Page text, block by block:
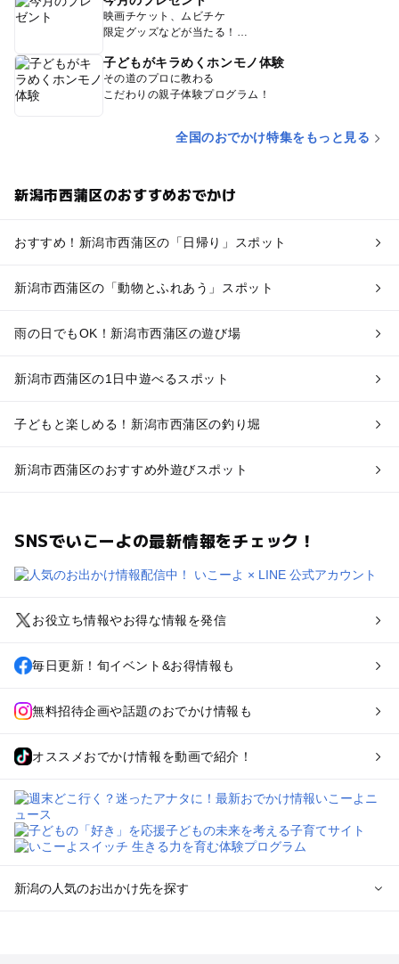
映画チケット、ムビチケ
限定グッズなどが当たる！
子どもがキラめくホンモノ体験
その道のプロに教わる
こだわりの親子体験プログラム！
全国のおでかけ特集をもっと見る
新潟市西蒲区のおすすめおでかけ
おすすめ！新潟市西蒲区の「日帰り」スポット
新潟市西蒲区の「動物とふれあう」スポット
雨の日でもOK！新潟市西蒲区の遊び場
新潟市西蒲区の1日中遊べるスポット
子どもと楽しめる！新潟市西蒲区の釣り堀
新潟市西蒲区のおすすめ外遊びスポット
SNSでいこーよの最新情報をチェック！
お役立ち情報やお得な情報を発信
毎日更新！旬イベント&お得情報も
無料招待企画や話題のおでかけ情報も
オススメおでかけ情報を動画で紹介！
新潟の人気のお出かけ先を探す